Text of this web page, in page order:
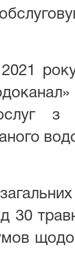
2021
з
30
щодо